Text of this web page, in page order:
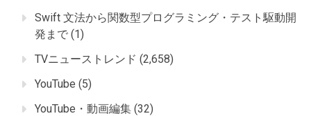
Swift 文法から関数型プログラミング・テスト駆動開
発まで (1)
TVニューストレンド (2,658)
YouTube (5)
YouTube・動画編集 (32)